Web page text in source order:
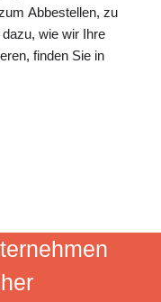
Abbestellen, zu
wie wir Ihre
finden Sie in